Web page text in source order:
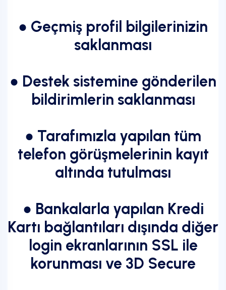
● Geçmiş profil bilgilerinizin
saklanması
● Destek sistemine gönderilen
bildirimlerin saklanması
● Tarafımızla yapılan tüm
telefon görüşmelerinin kayıt
altında tutulması
● Bankalarla yapılan Kredi
Kartı bağlantıları dışında diğer
login ekranlarının SSL ile
korunması ve 3D Secure